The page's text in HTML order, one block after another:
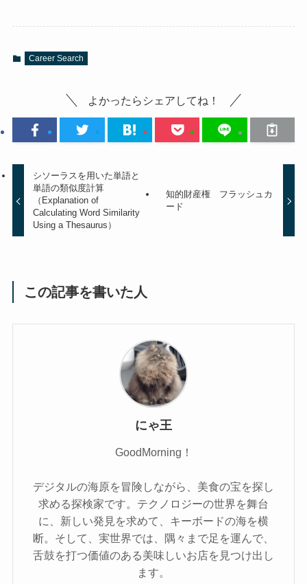
Career Search
よかったらシェアしてね！
シソーラスを用いた単語と
単語の類似度計算
（Explanation of
Calculating Word Similarity
Using a Thesaurus）
知的財産権 フラッシュカ
ード
この記事を書いた人
にゃ王
GoodMorning！
デジタルの海原を冒険しながら、美食の宝を探し
求める探検家です。テクノロジーの世界を舞台
に、新しい発見を求めて、キーボードの海を横
断。そして、実世界では、隅々まで足を運んで、
舌鼓を打つ価値のある美味しいお店を見つけ出し
ます。